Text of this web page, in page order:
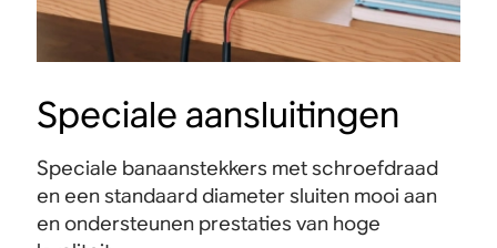
Speciale aansluitingen
Speciale banaanstekkers met schroefdraad
en een standaard diameter sluiten mooi aan
en ondersteunen prestaties van hoge